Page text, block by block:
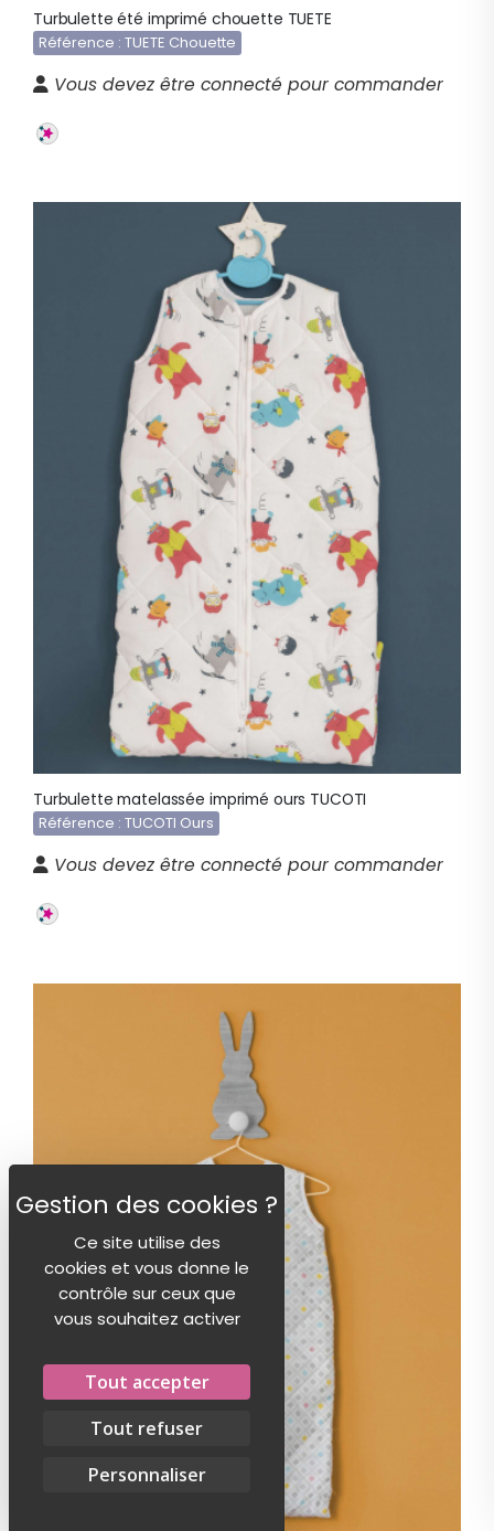
Turbulette été imprimé chouette TUETE
Référence : TUETE Chouette
Vous devez être connecté pour commander
Turbulette matelassée imprimé ours TUCOTI
Référence : TUCOTI Ours
Vous devez être connecté pour commander
Ce site utilise des
cookies et vous donne le
contrôle sur ceux que
vous souhaitez activer
Tout accepter
Tout refuser
Personnaliser